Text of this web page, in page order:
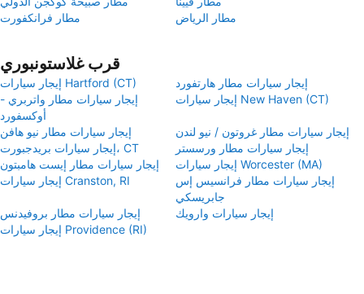
مطار فرانكفورت
مطار الرياض
قرب غلاستونبوري
إيجار سيارات Hartford (CT)
إيجار سيارات مطار هارتفورد
إيجار سيارات مطار واتربري -
أوكسفورد
إيجار سيارات New Haven (CT)
إيجار سيارات مطار نيو هافن
إيجار سيارات مطار غروتون / نيو لندن
إيجار سيارات بريدجبورت، CT
إيجار سيارات مطار ورسستر
إيجار سيارات مطار إيست هامبتون
إيجار سيارات Worcester (MA)
إيجار سيارات Cranston, RI
إيجار سيارات مطار فرانسيس إس
جابريسكي
إيجار سيارات مطار بروفيدنس
إيجار سيارات وارويك
إيجار سيارات Providence (RI)